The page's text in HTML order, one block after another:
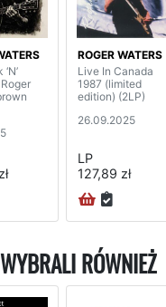
ROGER WATERS
Live In Canada
1987 (limited
edition) (2LP)
26.09.2025
LP
127,89 zł
RÓWNIEŻ